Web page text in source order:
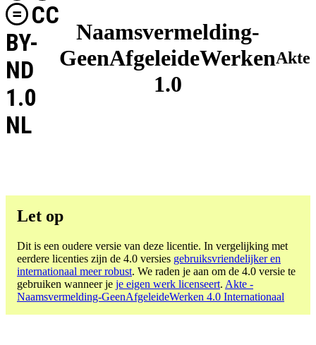
Naamsvermelding-
GeenAfgeleideWerken
1.0
CC
BY-
ND
1.0
NL
Akte
Let op
Dit is een oudere versie van deze licentie. In vergelijking met
eerdere licenties zijn de 4.0 versies gebruiksvriendelijker en
internationaal meer robust. We raden je aan om de 4.0 versie te
gebruiken wanneer je je eigen werk licenseert. Akte -
Naamsvermelding-GeenAfgeleideWerken 4.0 Internationaal